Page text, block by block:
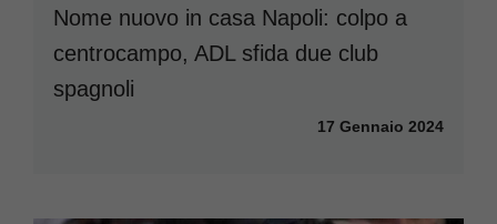
Nome nuovo in casa Napoli: colpo a
centrocampo, ADL sfida due club
spagnoli
17 Gennaio 2024